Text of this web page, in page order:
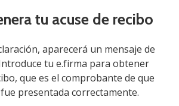
tu acuse de recibo
aparecerá un mensaje de
tu e.firma para obtener
que es el comprobante de que
presentada correctamente.